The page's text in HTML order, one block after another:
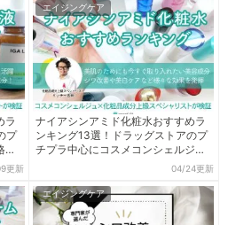
更新
ラ
プ
問
エイジングケア
04/24更新
ナイアシンアミド化粧水おすすめラ
ンキング13選！ドラッグストアのプ
チプラ中心にコスメコンシェルジュ
エイジングケア